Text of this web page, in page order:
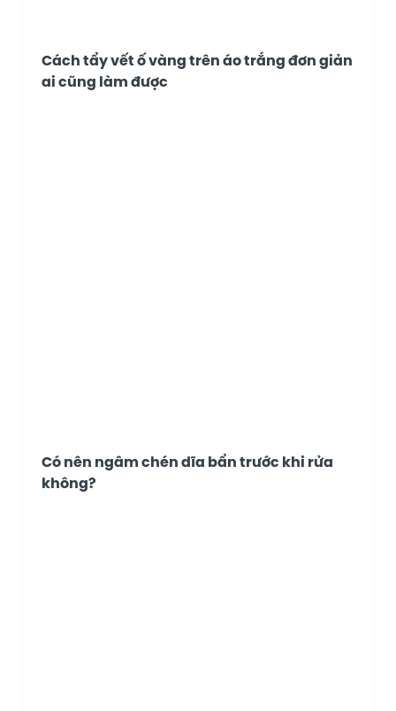
Cách tẩy vết ố vàng trên áo trắng đơn giản
ai cũng làm được
Có nên ngâm chén dĩa bẩn trước khi rửa
không?